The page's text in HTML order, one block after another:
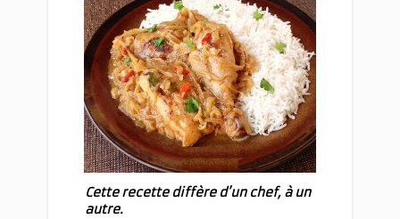
Cette recette diffère d’un chef, à un
autre.